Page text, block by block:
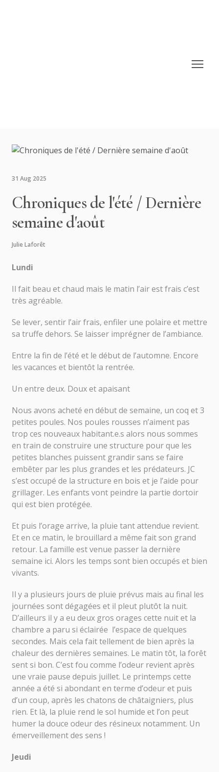
31 Aug 2025
Chroniques de l'été / Dernière
semaine d'août
Julie Laforêt
Lundi
Il fait beau et chaud mais le matin l’air est frais c’est
très agréable.
Se lever, sentir l’air frais, enfiler une polaire et mettre
sa truffe dehors. Se laisser imprégner de l’ambiance.
Entre la fin de l’été et le début de l’automne. Encore
les vacances et bientôt la rentrée.
Un entre deux. Doux et apaisant
Nous avons acheté en début de semaine, un coq et 3
petites poules. Nos poules rousses n’aiment pas
trop ces nouveaux habitant.e.s alors nous sommes
en train de construire une structure pour que les
petites blanches puissent grandir sans se faire
embêter par les plus grandes et les prédateurs. JC
s’est occupé de la structure en bois et je l’aide pour
grillager. Les enfants vont peindre la partie dortoir
qui est bien protégée.
Et puis l’orage arrive, la pluie tant attendue revient.
Et en ce matin, le brouillard a même fait son grand
retour. La famille est venue passer la dernière
semaine ici. Alors les temps sont bien occupés et bien
vivants.
Il y a plusieurs jours de pluie prévus mais au final les
journées sont dégagées et il pleut plutôt la nuit.
D’ailleurs il y a eu deux gros orages cette nuit et la
chambre a paru si éclairée l’espace de quelques
secondes. Mais cela fait tellement de bien après la
chaleur des dernières semaines. Le matin tôt, la forêt
sent si bon. C’est fou comme l’odeur revient après
une vraie pause depuis juillet. Le printemps cette
année a été si abondant en terme d’odeur et puis
d’un coup, après les chatons de châtaigniers, plus
rien. Et là, la pluie rend le sol humide et l’on peut
humer la douce odeur des résineux notamment. Un
émerveillement des sens !
Jeudi